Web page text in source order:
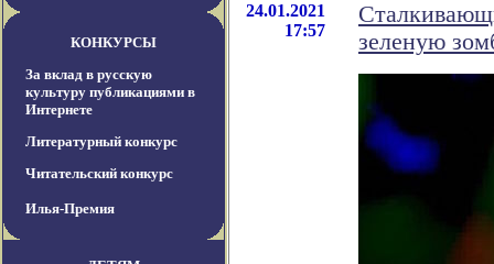
КОНКУРСЫ
За вклад в русскую
культуру публикациями в
Интернете
Литературный конкурс
Читательский конкурс
Илья-Премия
24.01.2021
17:57
зеленую